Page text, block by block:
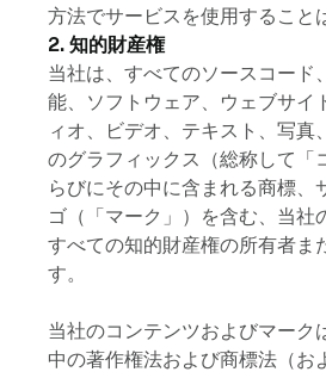
方法でサービスを使用すること
2. 知的財産権
当社は、すべてのソースコード
能、ソフトウェア、ウェブサイ
ィオ、ビデオ、テキスト、写真
のグラフィックス（総称して「
らびにその中に含まれる商標、
ゴ（「マーク」）を含む、当社
すべての知的財産権の所有者ま
す。
当社のコンテンツおよびマーク
中の著作権法および商標法（お